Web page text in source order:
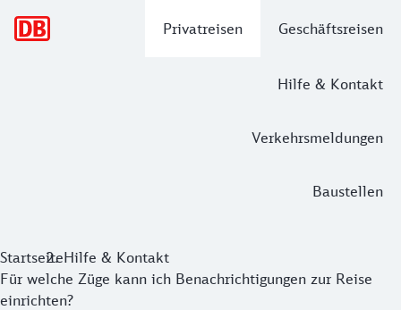
Privatreisen Geschäftsreisen
Hilfe & Kontakt
Verkehrsmeldungen
Baustellen
StartseiteHilfe & Kontakt
Für welche Züge kann ich Benachrichtigungen zur Reise
einrichten?